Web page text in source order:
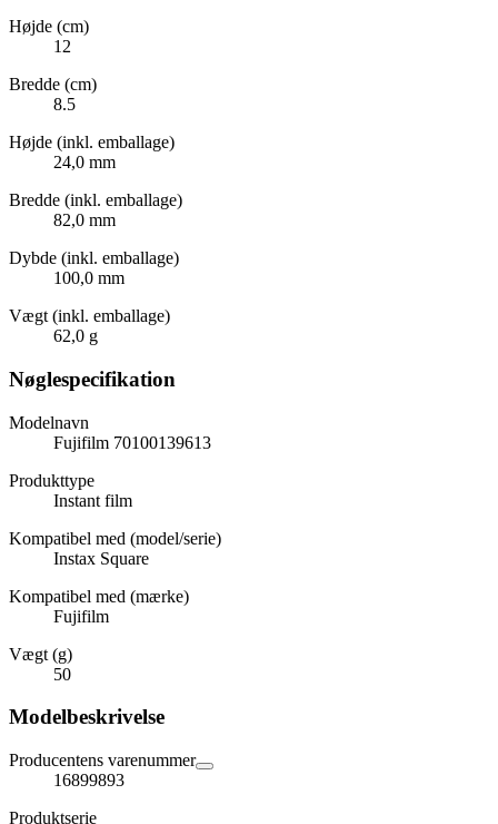
Højde (cm)
12
Bredde (cm)
8.5
Højde (inkl. emballage)
24,0 mm
Bredde (inkl. emballage)
82,0 mm
Dybde (inkl. emballage)
100,0 mm
Vægt (inkl. emballage)
62,0 g
Nøglespecifikation
Modelnavn
Fujifilm 70100139613
Produkttype
Instant film
Kompatibel med (model/serie)
Instax Square
Kompatibel med (mærke)
Fujifilm
Vægt (g)
50
Modelbeskrivelse
Producentens varenummer
16899893
Produktserie